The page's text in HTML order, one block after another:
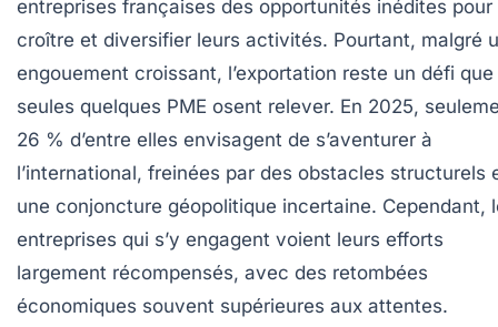
entreprises françaises des opportunités inédites pour
croître et diversifier leurs activités. Pourtant, malgré
engouement croissant, l’exportation reste un défi que
seules quelques PME osent relever. En 2025,
26 % d’entre elles envisagent de s’aventurer à
l’international, freinées par des obstacles structurels
une conjoncture géopolitique incertaine. Cependant,
entreprises qui s’y engagent voient leurs efforts
largement récompensés, avec des retombées
économiques souvent supérieures aux attentes.